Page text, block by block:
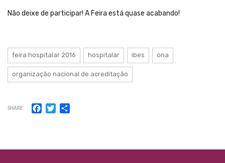
Não deixe de participar! A Feira está quase acabando!
feira hospitalar 2016 hospitalar ibes ona
organização nacional de acreditação
SHARE Facebook
Twitter